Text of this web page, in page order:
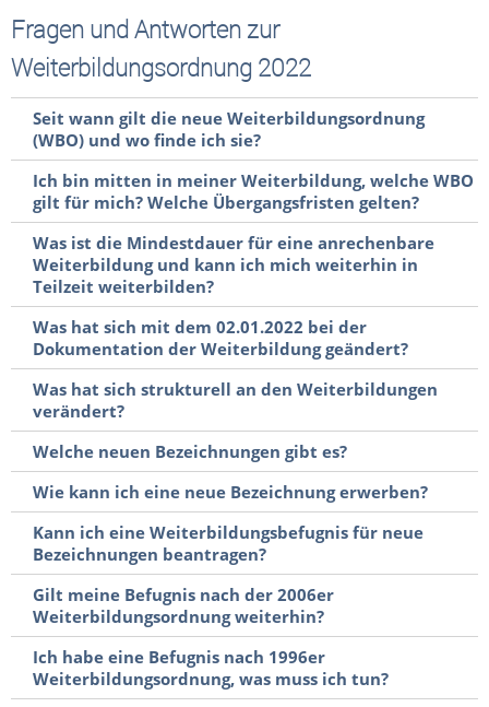
Fragen und Antworten zur
Weiterbildungsordnung 2022
Seit wann gilt die neue Weiterbildungsordnung
(WBO) und wo finde ich sie?
Ich bin mitten in meiner Weiterbildung, welche WBO
gilt für mich? Welche Übergangsfristen gelten?
Was ist die Mindestdauer für eine anrechenbare
Weiterbildung und kann ich mich weiterhin in
Teilzeit weiterbilden?
Was hat sich mit dem 02.01.2022 bei der
Dokumentation der Weiterbildung geändert?
Was hat sich strukturell an den Weiterbildungen
verändert?
Welche neuen Bezeichnungen gibt es?
Wie kann ich eine neue Bezeichnung erwerben?
Kann ich eine Weiterbildungsbefugnis für neue
Bezeichnungen beantragen?
Gilt meine Befugnis nach der 2006er
Weiterbildungsordnung weiterhin?
Ich habe eine Befugnis nach 1996er
Weiterbildungsordnung, was muss ich tun?